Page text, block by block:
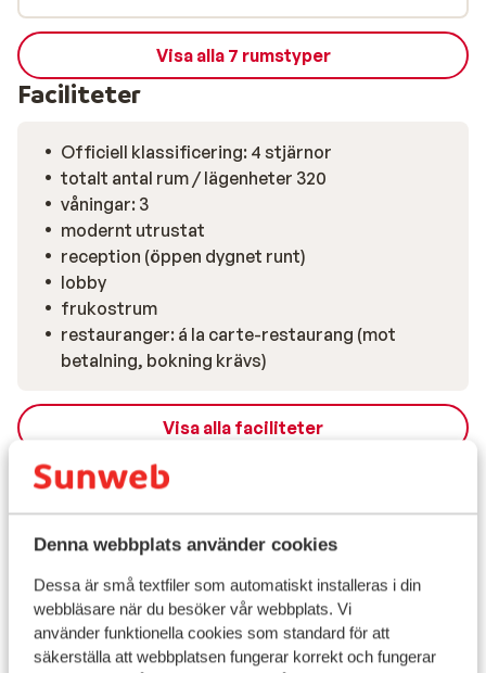
Denna webbplats använder cookies
Dessa är små textfiler som automatiskt installeras i din
webbläsare när du besöker vår webbplats. Vi
använder funktionella cookies som standard för att
säkerställa att webbplatsen fungerar korrekt och fungerar
Visa alla 7 rumstyper
Faciliteter
Officiell klassificering: 4 stjärnor
totalt antal rum / lägenheter 320
våningar: 3
modernt utrustat
reception (öppen dygnet runt)
lobby
frukostrum
restauranger: á la carte-restaurang (mot
betalning, bokning krävs)
Visa alla faciliteter
Reseinformation
Måltider
Flygresan